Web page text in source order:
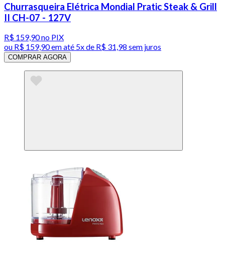
Churrasqueira Elétrica Mondial Pratic Steak & Grill
II CH-07 - 127V
R$ 159,90no PIX
ou R$ 159,90em até 5x de R$ 31,98 sem juros
COMPRAR AGORA